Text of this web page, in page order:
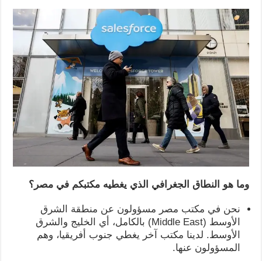
وما هو النطاق الجغرافي الذي يغطيه مكتبكم في مصر؟
نحن في مكتب مصر مسؤولون عن منطقة الشرق
الأوسط (Middle East) بالكامل، أي الخليج والشرق
الأوسط. لدينا مكتب آخر يغطي جنوب أفريقيا، وهم
المسؤولون عنها.